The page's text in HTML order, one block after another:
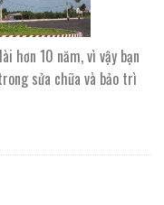
hơn 10 năm, vì vậy bạn
sửa chữa và bảo trì